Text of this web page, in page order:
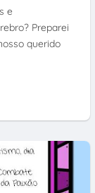
e
Preparei
querido